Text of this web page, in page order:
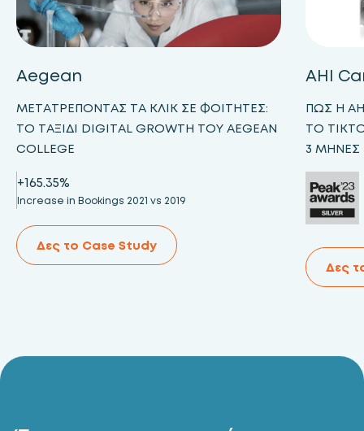
Aegean
ΜΕΤΑΤΡΈΠΟΝΤΑΣ ΤΑ ΚΛΙΚ ΣΕ ΦΟΙΤΗΤΈΣ:
ΤΟ ΤΑΞΊΔΙ DIGITAL GROWTH ΤΟΥ AEGEAN
COLLEGE
+165.35%
Increase in Bookings 2021 vs 2019
Δες το Case Study
AHI
ΠΏΣ Η
ΤΟ
3 ΜΉΝΕΣ
Δες